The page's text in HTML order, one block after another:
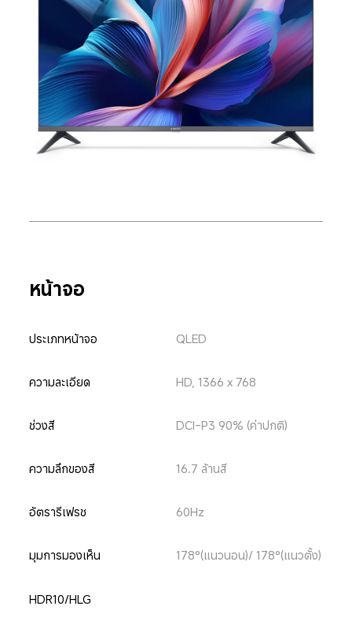
หน้าจอ
ประเภทหน้าจอ QLED
ความละเอียด HD, 1366 x 768
ช่วงสี DCI-P3 90% (ค่าปกติ)
ความลึกของสี 16.7 ล้านสี
อัตรารีเฟรช 60Hz
มุมการมองเห็น 178°(แนวนอน)/ 178°(แนวตั้ง)
HDR10/HLG